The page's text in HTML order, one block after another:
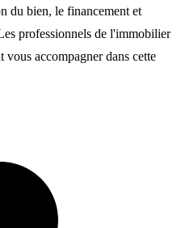
du bien, le financement et
professionnels de l'immobilier
vous accompagner dans cette